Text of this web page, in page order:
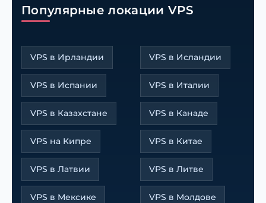
Популярные локации VPS
VPS в Ирландии VPS в Исландии
VPS в Испании VPS в Италии
VPS в Казахстане VPS в Канаде
VPS на Кипре VPS в Китае
VPS в Латвии VPS в Литве
VPS в Мексике VPS в Молдове